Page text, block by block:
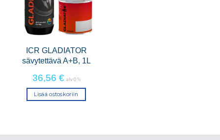
ICR GLADIATOR
sävytettävä A+B, 1L
36,56 € alv 0 %
Lisää ostoskoriin